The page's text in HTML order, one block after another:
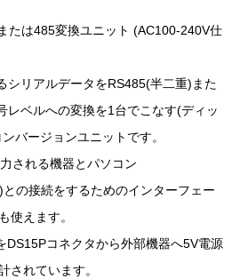
たは485変換ユニット (AC100-240V仕
シリアルデータをRS485(半二重)また
レベルへの変換を1台でこなす(ディッ
バージョンユニットです。
される機器とパソコン
の接続をするためのインターフェー
使えます。
DS15Pコネクタから外部機器へ5V電源
されています。